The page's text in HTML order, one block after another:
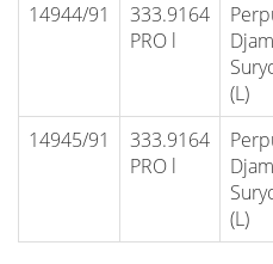
14944/91
333.9164
PRO l
(L)
14945/91
333.9164
PRO l
(L)